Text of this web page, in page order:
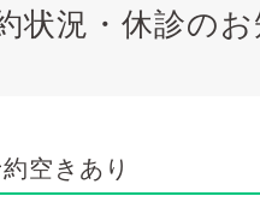
状況・休診の
空きあり